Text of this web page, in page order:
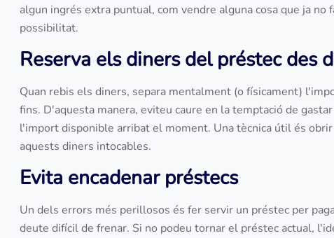
algun ingrés extra puntual, com vendre alguna cosa que ja
possibilitat.
Reserva els diners del préstec des
Quan rebis els diners, separa mentalment (o físicament)
fins. D'aquesta manera, eviteu caure en la temptació de
l'import disponible arribat el moment. Una tècnica útil és
aquests diners intocables.
Evita encadenar préstecs
Un dels errors més perillosos és fer servir un préstec per
deute difícil de frenar. Si no podeu tornar el préstec actual,